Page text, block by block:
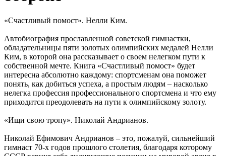
«Счастливый помост». Нелли Ким.
Автобиография прославленной советской гимнастки,
обладательницы пяти золотых олимпийских медалей Нелли
Ким, в которой она рассказывает о своем нелегком пути к
собственной мечте. Книга «Счастливый помост» будет
интересна абсолютно каждому: спортсменам она поможет
понять, как добиться успеха, а простым людям – насколько
нелегка профессия профессионального спортсмена и что ему
приходится преодолевать на пути к олимпийскому золоту.
«Ищи свою тропу». Николай Андрианов.
Николай Ефимович Андрианов – это, пожалуй, сильнейший
гимнаст 70-х годов прошлого столетия, благодаря которому